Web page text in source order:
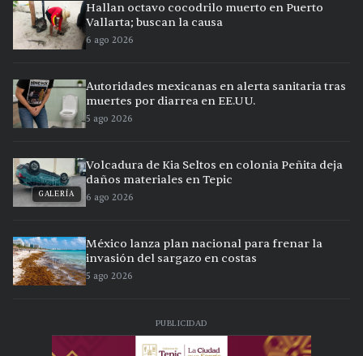
Hallan octavo cocodrilo muerto en Puerto
Vallarta; buscan la causa
6 ago 2026
Autoridades mexicanas en alerta sanitaria tras
muertes por diarrea en EE.UU.
5 ago 2026
GALERÍA
Volcadura de Kia Seltos en colonia Peñita deja
daños materiales en Tepic
6 ago 2026
México lanza plan nacional para frenar la
invasión del sargazo en costas
5 ago 2026
PUBLICIDAD